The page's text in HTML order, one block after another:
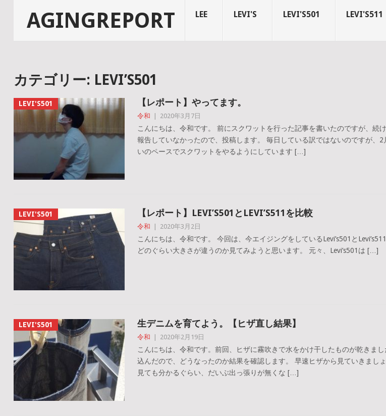
AGINGREPORT LEE LEVI'S LEVI'S501 LEVI'S511
カテゴリー: LEVI’S501
LEVI'S501 【レポート】やってます。
令和 2020年3月7日
こんにちは、令和です。 前にスクワットを行った記事を書いたのですが、続
報告していなかったので、投稿します。 毎日している訳ではないのですが、2
いのペースでスクワットをやるようにしています […]
LEVI'S501 【レポート】LEVI’S501とLEVI’S511を比較
令和 2020年3月2日
こんにちは、令和です。 今回は、今エイジングをしているLevi’s501と
どのぐらい大きさが違うのか見てみようと思います。 元々、Levi’s501は […]
LEVI'S501 生デニムを育てよう。【ヒザ直し結果】
令和 2020年2月19日
こんにちは、令和です。前回、ヒザに霧吹きで水をかけ干したものが乾きまし
込んだので、どうなったのか結果を確認します。 早速ヒザから見ていきまし
見ても分かるぐらい、だいぶ出っ張りが無くな […]